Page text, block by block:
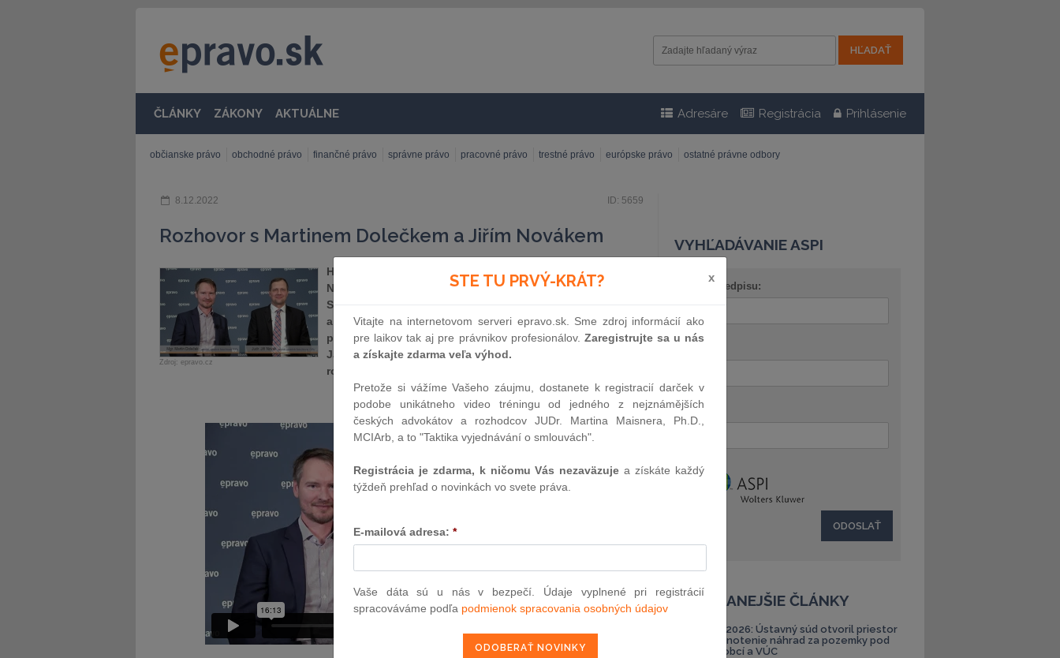
ČLÁNKY ZÁKONY AKTUÁLNE Adresáre Registrácia Prihlásenie
občianske právo obchodné právo finančné právo správne právo pracovné právo trestné právo európske právo ostatné právne odbory
8.12.2022 ID: 5659
Rozhovor s Martinem Dolečkem a Jiřím Novákem
Zdroj: epravo.cz
Hosty studia epravo.cz byli Mgr. Martin Doleček a JUDr. Jiří
Novák, advokáti a partneři sloučené advokátní kanceláře
Sokol Novák TDPA. Jaká byla motivace k sloučení velkých
a na trhu zaběhnutých kanceláří? Jak taková fúze
probíhá? Jak je to s agendou a jak bude nově rozdělena?
Jaké změny dozná management? Toto a další se dozvíte v
rozhovoru. Sledujte epravo.cz.
VYHĽADÁVANIE ASPI
Číslo predpisu:
Text:
NAJČÍTANEJŠIE ČLÁNKY
PLz. ÚS 1/2026: Ústavný súd otvoril priestor
na prehodnotenie náhrad za pozemky pod
stavbami obcí a VÚC
STE TU PRVÝ-KRÁT? x
Vitajte na internetovom serveri epravo.sk. Sme zdroj informácií ako
pre laikov tak aj pre právnikov profesionálov. Zaregistrujte sa u nás
a získajte zdarma veľa výhod.
Pretože si vážíme Vašeho záujmu, dostanete k registracií darček v
podobe unikátneho video tréningu od jedného z nejznámějších
českých advokátov a rozhodcov JUDr. Martina Maisnera, Ph.D.,
MCIArb, a to "Taktika vyjednávání o smlouvách".
Registrácia je zdarma, k ničomu Vás nezaväzuje a získáte každý
týždeň prehľad o novinkách vo svete práva.
E-mailová adresa: *
Vaše dáta sú u nás v bezpečí. Údaje vyplnené pri registrácií
spracováváme podľa podmienok spracovania osobných údajov